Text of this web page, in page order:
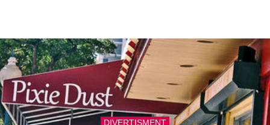
DIVERTISMENT